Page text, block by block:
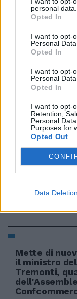
personal data.
Opted In
I want to opt-
Personal Data.
Opted In
I want to opt-
Personal
Opted In
I want to opt-
Retention,
Personal
Purposes for
Opted Out
Data Deletion
"Gli operai
delle imprese"
«Giulio, ma
pensioni
29/06/2009
Andreotti
Mette di
il ministro
Tremonti,